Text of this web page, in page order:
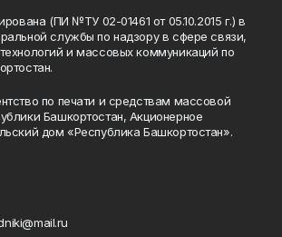
(ПИ №ТУ 02-01461 от 05.10.2015 г.) в
службы по надзору в сфере связи,
и массовых коммуникаций по
по печати и средствам массовой
Башкортостан, Акционерное
дом «Республика Башкортостан».